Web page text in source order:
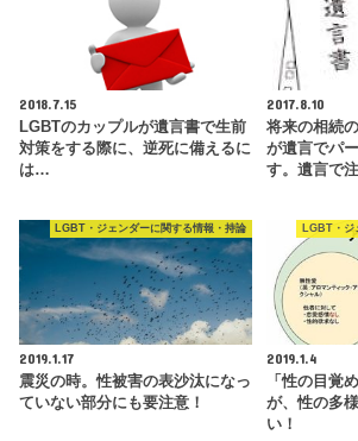
2018.7.15
LGBTのカップルが遺言書で生前
対策をする際に、逆死に備えるに
は…
2017.8.10
将来の相続
が遺言でパ
す。遺言で
LGBT・ジェンダーに関する情報・持論
2019.1.17
震災の時。性被害の表沙汰になっ
ていない部分にも要注意！
LGBT・
2019.1.4
「性の目覚
が、性の多
い！